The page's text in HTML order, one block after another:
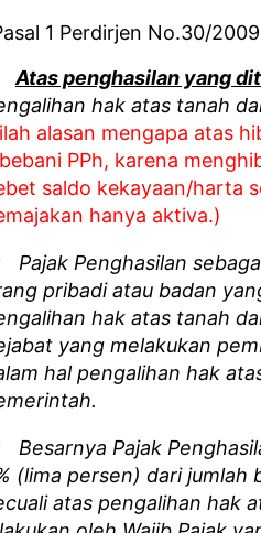
1 Perdirjen No.30/
Atas penghasilan yang
hak atas tanah
alasan mengapa atas
PPh, karena
saldo kekayaan/harta
hanya aktiva.)
Pajak Penghasilan
pribadi atau badan
hak atas tanah
yang melakukan
hal pengalihan hak
Besarnya Pajak
(lima persen) dari jumlah
atas pengalihan hak